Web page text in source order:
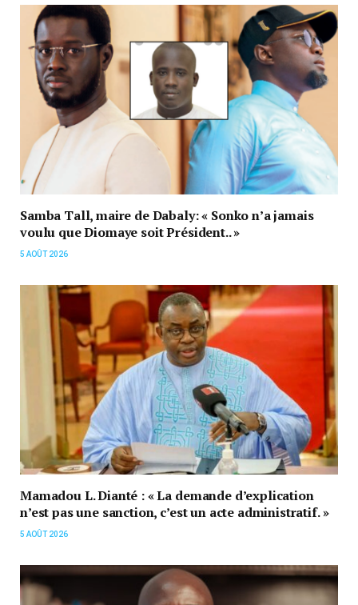
Samba Tall, maire de Dabaly: « Sonko n’a jamais
voulu que Diomaye soit Président.. »
5 AOÛT 2026
Mamadou L. Dianté : « La demande d’explication
n’est pas une sanction, c’est un acte administratif. »
5 AOÛT 2026